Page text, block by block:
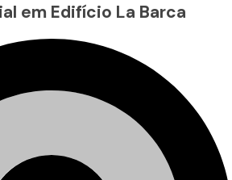
em Edifício La Barca